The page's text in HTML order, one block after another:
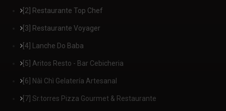
[2] Restaurante Top Chef
[3] Restaurante Voyager
[4] Lanche Do Baba
[5] Aritos Resto - Bar Cebicheria
[6] Nàì Chì Gelatería Artesanal
[7] Sr.torres Pizza Gourmet & Restaurante